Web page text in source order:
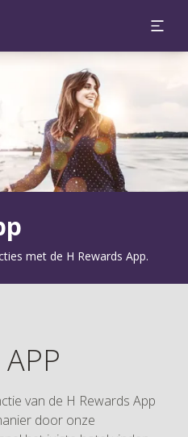
met de H Rewards App.
van de H Rewards App
door onze